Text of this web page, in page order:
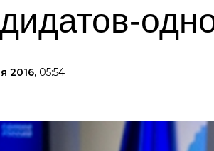
2016, 05:54